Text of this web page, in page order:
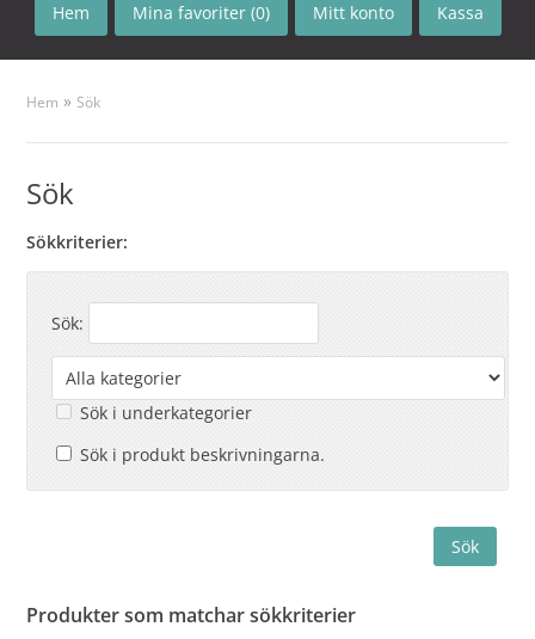
Hem Mina favoriter (0) Mitt konto Kassa
Hem » Sök
Sök
Sökkriterier:
Sök:
Sök i underkategorier
Sök i produkt beskrivningarna.
Produkter som matchar sökkriterier